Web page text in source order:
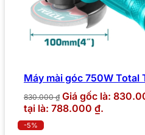
Máy mài góc 750W Total
830.000₫ Giá gốc là:
tại là: 788.000 ₫.
-5%